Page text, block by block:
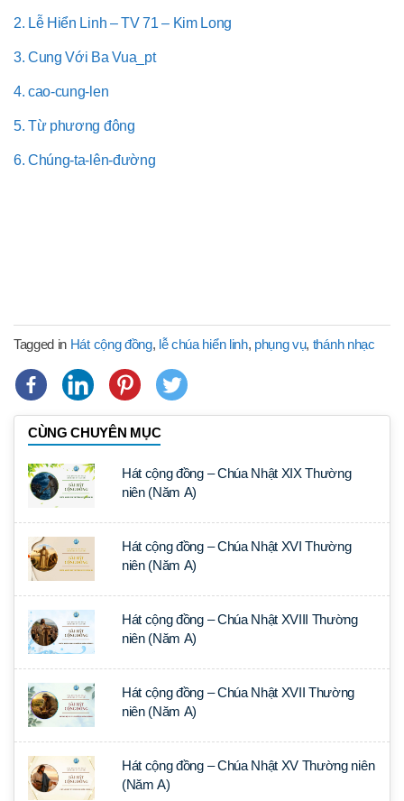
2. Lễ Hiển Linh – TV 71 – Kim Long
3. Cung Với Ba Vua_pt
4. cao-cung-len
5. Từ phương đông
6. Chúng-ta-lên-đường
Tagged in Hát cộng đồng, lễ chúa hiển linh, phụng vụ, thánh nhạc
CÙNG CHUYÊN MỤC
Hát cộng đồng – Chúa Nhật XIX Thường
niên (Năm A)
Hát cộng đồng – Chúa Nhật XVI Thường
niên (Năm A)
Hát cộng đồng – Chúa Nhật XVIII Thường
niên (Năm A)
Hát cộng đồng – Chúa Nhật XVII Thường
niên (Năm A)
Hát cộng đồng – Chúa Nhật XV Thường niên
(Năm A)